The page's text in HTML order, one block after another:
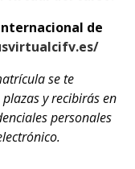
de
se te
y recibirás en
personales